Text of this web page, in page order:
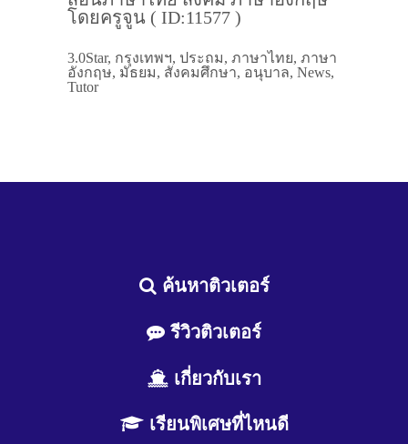
โดยครูจูน ( ID:11577 )
3.0Star, กรุงเทพฯ, ประถม, ภาษาไทย, ภาษา
อังกฤษ, มัธยม, สังคมศึกษา, อนุบาล, News,
Tutor
ค้นหาติวเตอร์
รีวิวติวเตอร์
เกี่ยวกับเรา
เรียนพิเศษที่ไหนดี